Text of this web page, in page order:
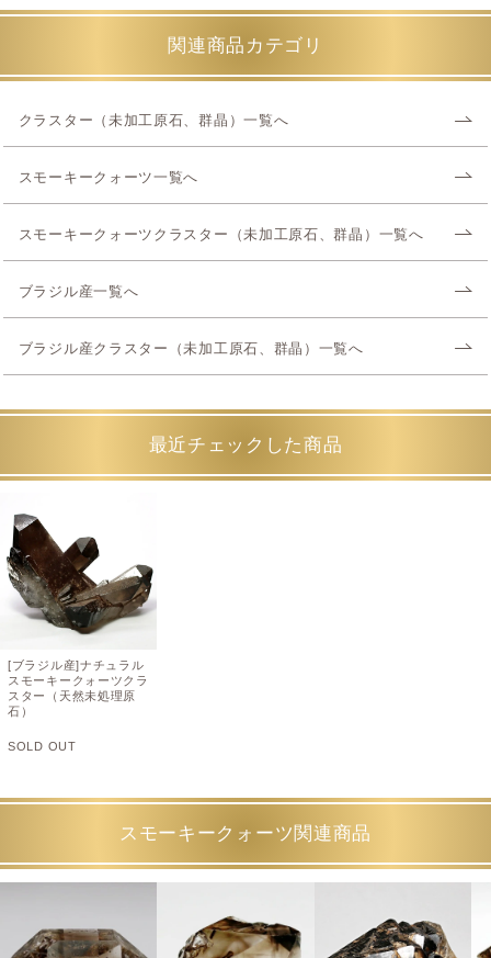
関連商品カテゴリ
クラスター（未加工原石、群晶）一覧へ
スモーキークォーツ一覧へ
スモーキークォーツクラスター（未加工原石、群晶）一覧へ
ブラジル産一覧へ
ブラジル産クラスター（未加工原石、群晶）一覧へ
最近チェックした商品
[ブラジル産]ナチュラル
スモーキークォーツクラ
スター（天然未処理原
石）
SOLD OUT
スモーキークォーツ関連商品